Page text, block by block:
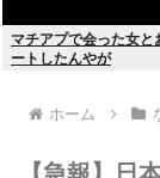
マチアプで会った女と
ートしたんやが
ホーム